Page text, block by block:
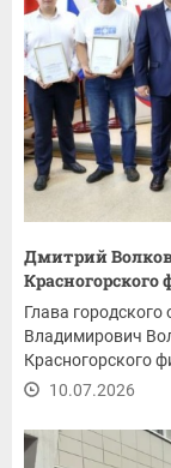
Дмитрий
Красногорского
Глава
Владимирович
Красногорского
10.07.2026